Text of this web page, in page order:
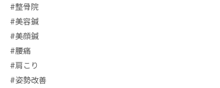
#整骨院
#美容鍼
#美顔鍼
#腰痛
#肩こり
#姿勢改善